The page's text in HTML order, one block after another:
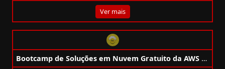
Ver mais
Bootcamp de Soluções em Nuvem Gratuito da AWS + Campinho Digital